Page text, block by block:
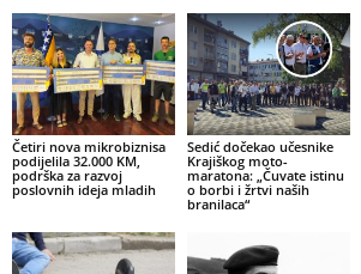
Četiri nova mikrobiznisa
podijelila 32.000 KM,
podrška za razvoj
poslovnih ideja mladih
Sedić dočekao učesnike
Krajiškog moto-
maratona: „Čuvate istinu
o borbi i žrtvi naših
branilaca“